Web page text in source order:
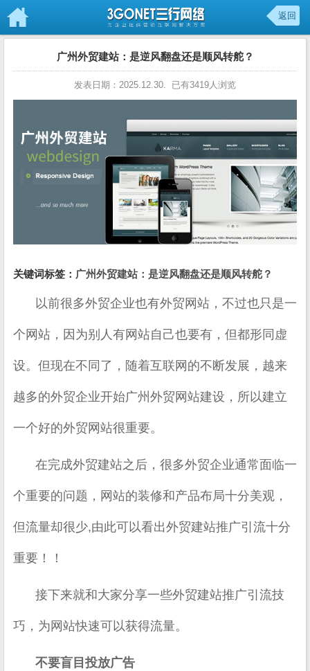
返回
广州外贸建站：是逆风翻盘还是顺风转舵？
发表日期：2025.12.30. 已有3419人浏览
关键词标签： 广州外贸建站：是逆风翻盘还是顺风转舵？
以前很多外贸企业也有外贸网站，不过也只是一
个网站，因为别人有网站自己也要有，但都形同虚
设。但现在不同了，随着互联网的不断发展，越来
越多的外贸企业开始广州外贸网站建设，所以建立
一个好的外贸网站很重要。
在完成外贸建站之后，很多外贸企业通常面临一
个重要的问题，网站的装修和产品布局十分美观，
但流量却很少,由此可以看出外贸建站推广引流十分
重要！！
接下来就和大家分享一些外贸建站推广引流技
巧，为网站快速可以获得流量。
不要盲目投放广告